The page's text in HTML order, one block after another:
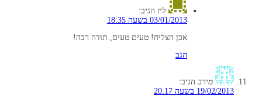
ליז הגיב:
03/01/2013 בשעה 18:35
אכן הצליח! טעים טעים, תודה רבה!
הגב
מירב הגיב:
19/02/2013 בשעה 20:17